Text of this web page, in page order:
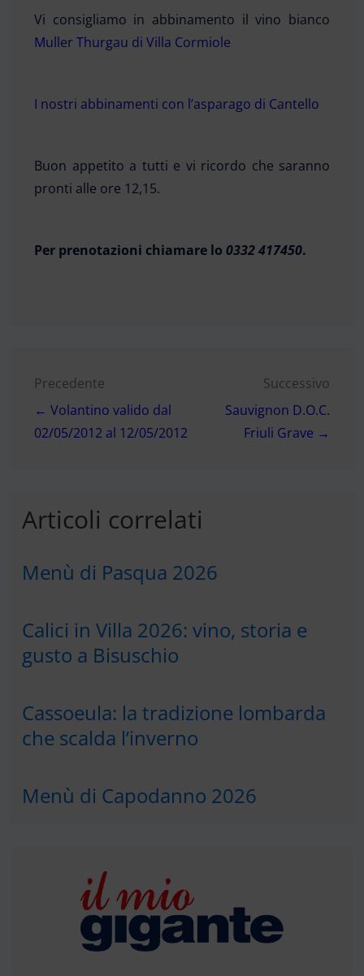
Vi consigliamo in abbinamento il vino bianco
Muller Thurgau di Villa Cormiole
I nostri abbinamenti con l’asparago di Cantello
Buon appetito a tutti e vi ricordo che saranno
pronti alle ore 12,15.
Per prenotazioni chiamare lo 0332 417450.
Navigazione
articoli
Precedente
← Volantino valido dal
02/05/2012 al 12/05/2012
Successivo
Sauvignon D.O.C.
Friuli Grave →
Articoli correlati
Menù di Pasqua 2026
Calici in Villa 2026: vino, storia e
gusto a Bisuschio
Cassoeula: la tradizione lombarda
che scalda l’inverno
Menù di Capodanno 2026